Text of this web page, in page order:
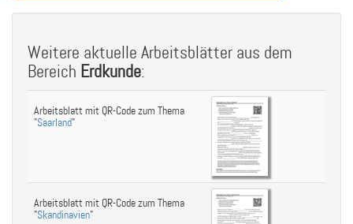
Weitere aktuelle Arbeitsblätter aus dem
Bereich Erdkunde:
Arbeitsblatt mit QR-Code zum Thema
"Saarland"
Arbeitsblatt mit QR-Code zum Thema
"Skandinavien"